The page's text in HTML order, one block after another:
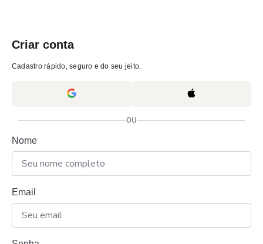
Criar conta
Cadastro rápido, seguro e do seu jeito.
ou
Nome
Email